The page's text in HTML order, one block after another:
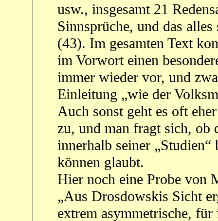
usw., insgesamt 21
Sinnsprüche, und das
(43). Im gesamten Text
im Vorwort einen
immer wieder vor, und
Einleitung „wie der
Auch sonst geht es oft
zu, und man fragt sich, ob
innerhalb seiner „Studien“
können glaubt.
Hier noch eine Probe von
„Aus Drosdowskis Sicht
extrem asymmetrische,